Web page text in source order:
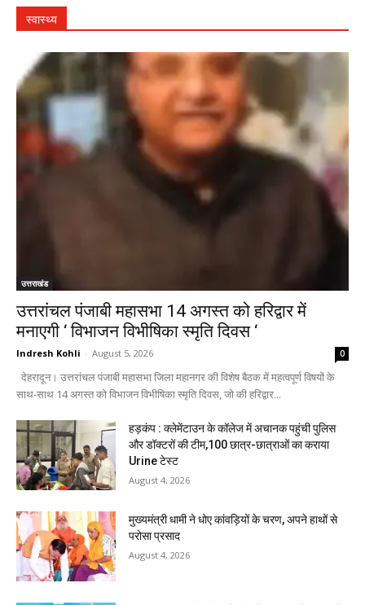
स्वास्थ्य
उत्तराखंड
उत्तरांचल पंजाबी महासभा 14 अगस्त को हरिद्वार में
मनाएगी ‘ विभाजन विभीषिका स्मृति दिवस ‘
Indresh Kohli - August 5, 2026 0
देहरादून। उत्तरांचल पंजाबी महासभा जिला महानगर की विशेष बैठक में महत्वपूर्ण विषयों के
साथ-साथ 14 अगस्त को विभाजन विभीषिका स्मृति दिवस, जो की हरिद्वार...
हड़कंप : क्लेमेंटाउन के कॉलेज में अचानक पहुंची पुलिस
और डॉक्टरों की टीम,100 छात्र-छात्राओं का कराया
Urine टेस्ट
August 4, 2026
मुख्यमंत्री धामी ने धोए कांवड़ियों के चरण, अपने हाथों से
परोसा प्रसाद
August 4, 2026